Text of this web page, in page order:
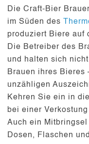
Die Craft-Bier
im Süden des
produziert Biere auf
Die Betreiber des
und halten sich
Brauen ihres Bieres
unzähligen
Kehren Sie ein in
bei einer Verkostung
Auch ein
Dosen, Flaschen